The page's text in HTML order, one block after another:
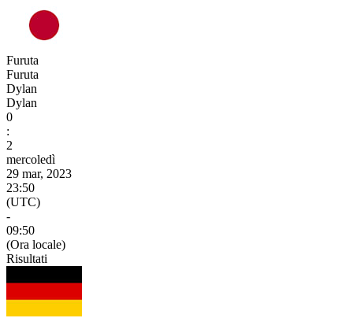
Furuta
Furuta
Dylan
Dylan
0
:
2
mercoledì
29 mar, 2023
23:50
(UTC)
-
09:50
(Ora locale)
Risultati